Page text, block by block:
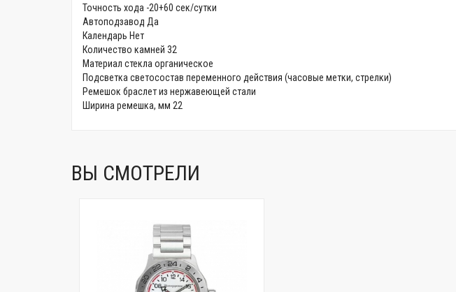
Точность хода -20+60 сек/сутки
Автоподзавод Да
Календарь Нет
Количество камней 32
Материал стекла органическое
Подсветка светосостав переменного действия (часовые метки, стрелки)
Ремешок браслет из нержавеющей стали
Ширина ремешка, мм 22
ВЫ СМОТРЕЛИ